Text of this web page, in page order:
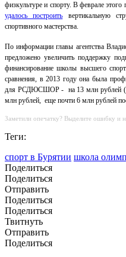
физкультуре и спорту. В феврале этого
удалось построить вертикальную
спортивного мастерства.
По информации главы агентства
предложено увеличить поддержку
финансирование школы высшего
сравнения, в 2013 году она была
для РСДЮСШОР - на 13 млн рублей (в
млн рублей, еще почти 6 млн рублей
Заметили опечатку? Выделите ошибку и
Теги:
спорт в Бурятии школа
Поделиться
Поделиться
Отправить
Поделиться
Поделиться
Твитнуть
Отправить
Поделиться